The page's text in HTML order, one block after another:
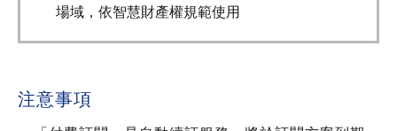
場域，依智慧財產權規範使用
注意事項